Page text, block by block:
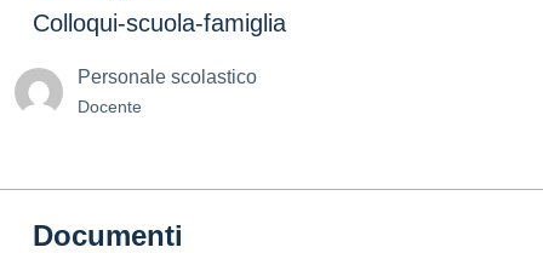
Colloqui-scuola-famiglia
Personale scolastico
Docente
Documenti